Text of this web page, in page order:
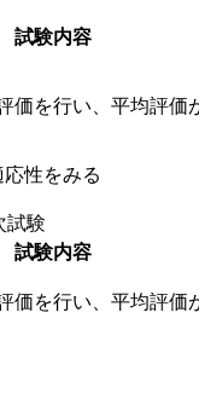
試験内容
価を行い、平均評価
性をみる
試験
試験内容
価を行い、平均評価